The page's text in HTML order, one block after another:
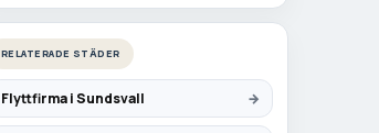
RELATERADE STÄDER
Flyttfirma i Sundsvall